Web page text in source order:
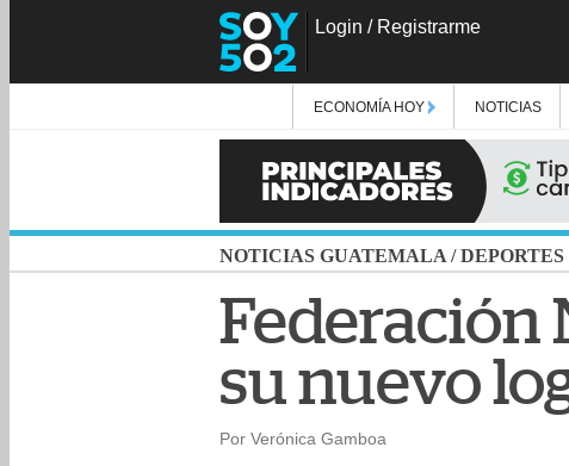
Login / Registrarme
ECONOMÍA HOY NOTICIAS
NOTICIAS GUATEMALA /DEPORTES
Federación
su nuevo
Por Verónica Gamboa